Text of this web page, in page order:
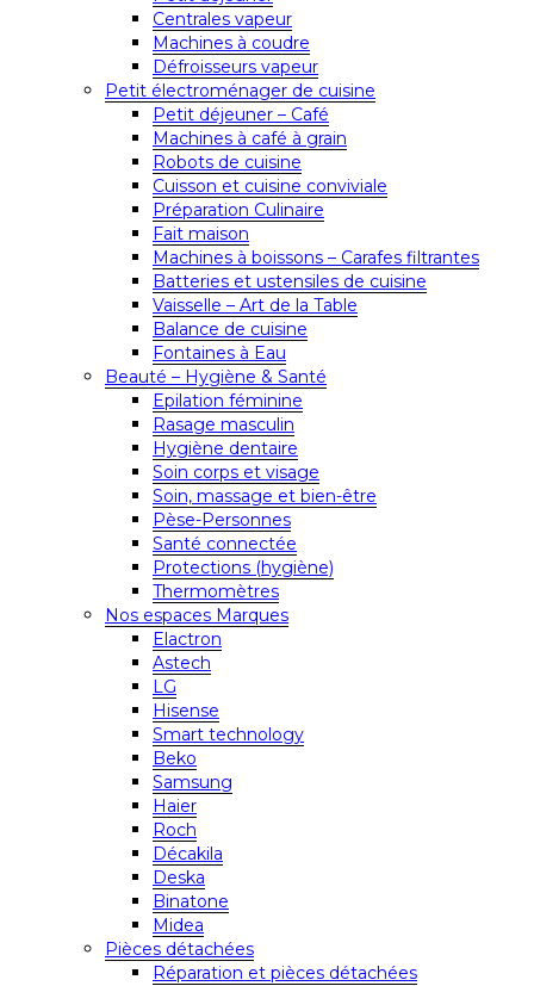
Centrales vapeur
Machines à coudre
Défroisseurs vapeur
Petit électroménager de cuisine
Petit déjeuner – Café
Machines à café à grain
Robots de cuisine
Cuisson et cuisine conviviale
Préparation Culinaire
Fait maison
Machines à boissons – Carafes filtrantes
Batteries et ustensiles de cuisine
Vaisselle – Art de la Table
Balance de cuisine
Fontaines à Eau
Beauté – Hygiène & Santé
Epilation féminine
Rasage masculin
Hygiène dentaire
Soin corps et visage
Soin, massage et bien-être
Pèse-Personnes
Santé connectée
Protections (hygiène)
Thermomètres
Nos espaces Marques
Elactron
Astech
LG
Hisense
Smart technology
Beko
Samsung
Haier
Roch
Décakila
Deska
Binatone
Midea
Pièces détachées
Réparation et pièces détachées